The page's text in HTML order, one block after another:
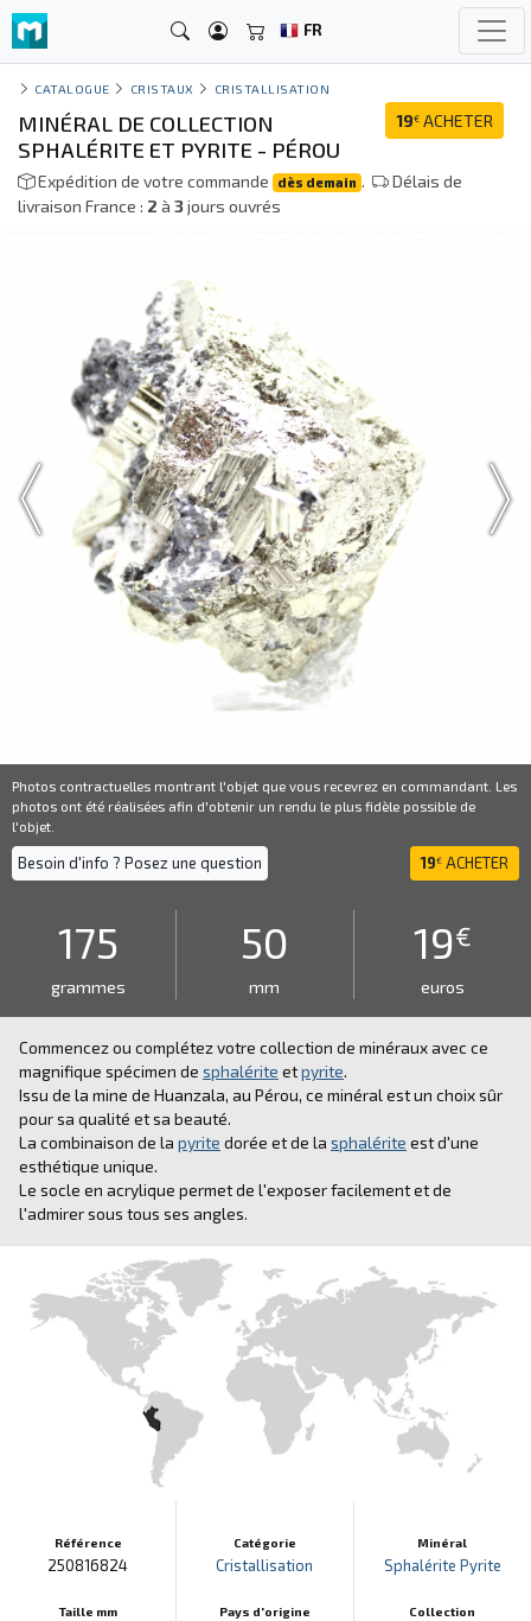
FR
CATALOGUE CRISTAUX CRISTALLISATION
19€ ACHETER
MINÉRAL DE COLLECTION
SPHALÉRITE ET PYRITE - PÉROU
Expédition de votre commande dès demain .
Délais de
livraison France : 2 à 3jours ouvrés
Photos contractuelles montrant l'objet que vous recevrez en commandant. Les
photos ont été réalisées afin d'obtenir un rendu le plus fidèle possible de
l'objet.
Besoin d'info ? Posez une question 19€ ACHETER
175
grammes
50
mm
19€
euros
Commencez ou complétez votre collection de minéraux avec ce
magnifique spécimen de sphalérite etpyrite.
Issu de la mine de Huanzala, au Pérou, ce minéral est un choix sûr
pour sa qualité et sa beauté.
La combinaison de la pyrite dorée et de la sphalérite est d'une
esthétique unique.
Le socle en acrylique permet de l'exposer facilement et de
l'admirer sous tous ses angles.
Référence
250816824
Taille mm
Catégorie
Cristallisation
Pays d'origine
Minéral
Sphalérite Pyrite
Collection